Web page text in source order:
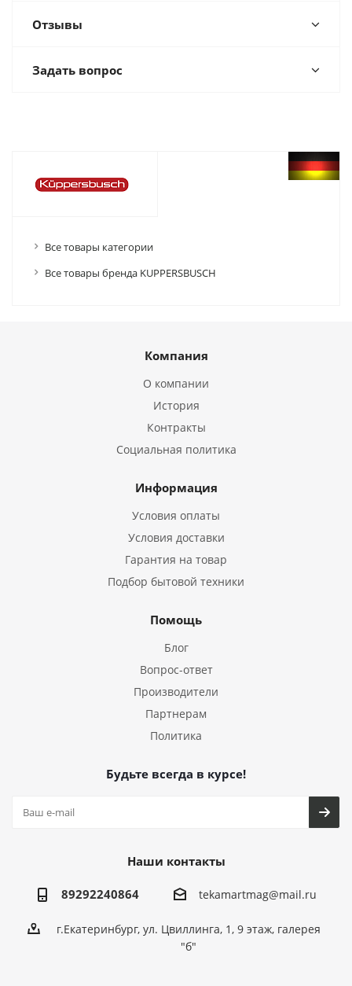
Отзывы
Задать вопрос
Все товары категории
Все товары бренда KUPPERSBUSCH
Компания
О компании
История
Контракты
Социальная политика
Информация
Условия оплаты
Условия доставки
Гарантия на товар
Подбор бытовой техники
Помощь
Блог
Вопрос-ответ
Производители
Партнерам
Политика
Будьте всегда в курсе!
Наши контакты
89292240864 tekamartmag@mail.ru
г.Екатеринбург, ул. Цвиллинга, 1, 9 этаж, галерея
"б"